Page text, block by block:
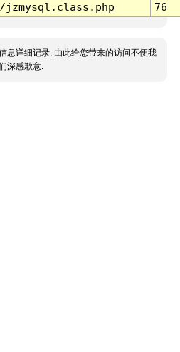
76
息详细记录, 由此给您带来的访问不便我
深感歉意.